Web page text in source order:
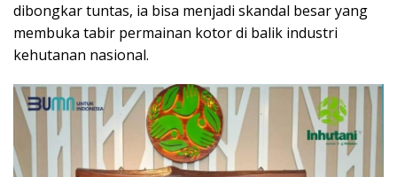
dibongkar tuntas, ia bisa menjadi skandal besar yang
membuka tabir permainan kotor di balik industri
kehutanan nasional.